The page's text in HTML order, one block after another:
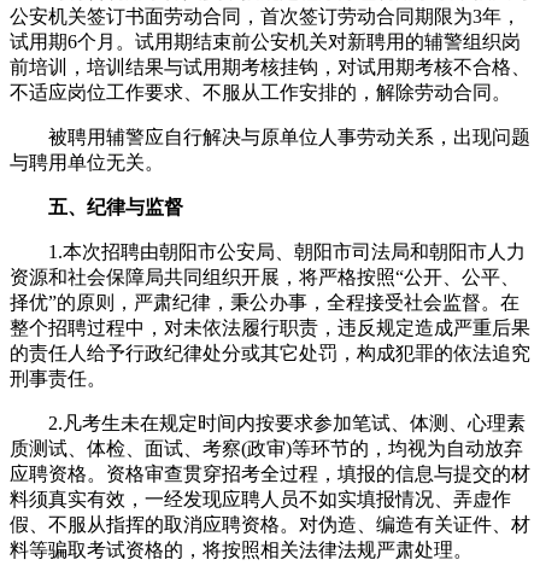
公安机关签订书面劳动合同，首次签订劳动合同期限为3年，
试用期6个月。试用期结束前公安机关对新聘用的辅警组织岗
前培训，培训结果与试用期考核挂钩，对试用期考核不合格、
不适应岗位工作要求、不服从工作安排的，解除劳动合同。
被聘用辅警应自行解决与原单位人事劳动关系，出现问题
与聘用单位无关。
五、纪律与监督
1.本次招聘由朝阳市公安局、朝阳市司法局和朝阳市人力
资源和社会保障局共同组织开展，将严格按照“公开、公平、
择优”的原则，严肃纪律，秉公办事，全程接受社会监督。在
整个招聘过程中，对未依法履行职责，违反规定造成严重后果
的责任人给予行政纪律处分或其它处罚，构成犯罪的依法追究
刑事责任。
2.凡考生未在规定时间内按要求参加笔试、体测、心理素
质测试、体检、面试、考察(政审)等环节的，均视为自动放弃
应聘资格。资格审查贯穿招考全过程，填报的信息与提交的材
料须真实有效，一经发现应聘人员不如实填报情况、弄虚作
假、不服从指挥的取消应聘资格。对伪造、编造有关证件、材
料等骗取考试资格的，将按照相关法律法规严肃处理。